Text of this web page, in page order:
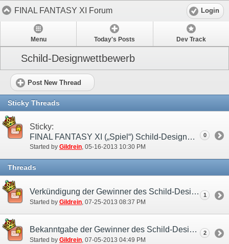
FINAL FANTASY XI Forum Login
Menu Today's Posts Dev Track
Schild-Designwettbewerb
Post New Thread
Sticky Threads
Sticky:
FINAL FANTASY XI („Spiel“) Schild-Designwettbewerb („Wettbewerb“)
Started by Gildrein‎, 05-16-2013 10:30 PM
0
Threads
Verkündigung der Gewinner des Schild-Designwettbewerbs!
Started by Gildrein ‎, 07-25-2013 08:37 PM
1
Bekanntgabe der Gewinner des Schild-Designwettbewerbs!
Started by Gildrein‎, 07-05-2013 04:49 PM
2